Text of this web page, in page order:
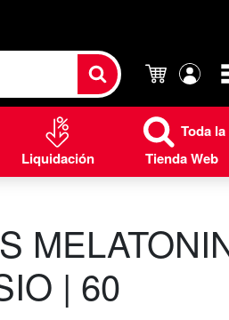
Carrito
Liquidación
Toda la
Tienda Web
| 60